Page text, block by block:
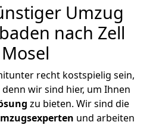
Umzug
nach Zell
Mosel
recht kostspielig sein,
wir sind hier, um Ihnen
zu bieten. Wir sind die
und arbeiten